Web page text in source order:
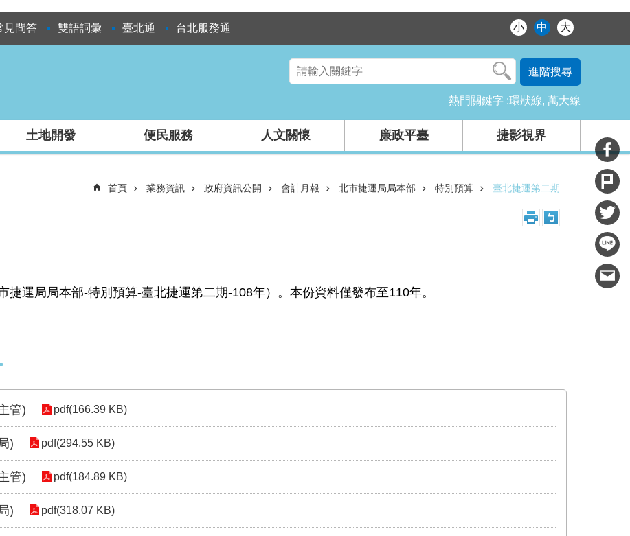
見問答 雙語詞彙 臺北通 台北服務通 小 中 大
進階搜尋
熱門關鍵字 環狀線 萬大線
土地開發 便民服務 人文關懷 廉政平臺 捷影視界
首頁 業務資訊 政府資訊公開 會計月報 北市捷運局局本部 特別預算 臺北捷運第二期
運局局本部-特別預算-臺北捷運第二期-108年）。本份資料僅發布至110年。
管) pdf(166.39 KB)
) pdf(294.55 KB)
管) pdf(184.89 KB)
) pdf(318.07 KB)